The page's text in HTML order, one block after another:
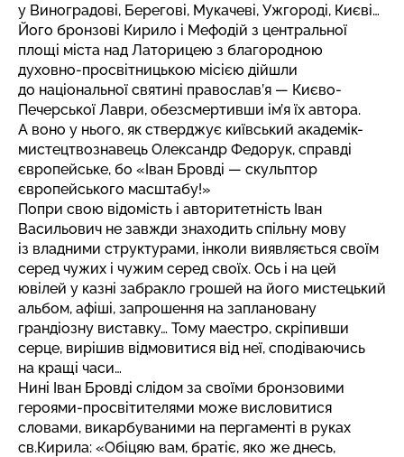
у Виноградові, Берегові, Мукачеві, Ужгороді, Києві…
Його бронзові Кирило і Мефодій з центральної
площі міста над Латорицею з благородною
духовно-просвітницькою місією дійшли
до національної святині православ’я — Києво-
Печерської Лаври, обезсмертивши ім’я їх автора.
А воно у нього, як стверджує київський академік-
мистецтвознавець Олександр Федорук, справді
європейське, бо «Іван Бровді — скульптор
європейського масштабу!»
Попри свою відомість і авторитетність Іван
Васильович не завжди знаходить спільну мову
із владними структурами, інколи виявляється своїм
серед чужих і чужим серед своїх. Ось і на цей
ювілей у казні забракло грошей на його мистецький
альбом, афіші, запрошення на заплановану
грандіозну виставку… Тому маестро, скріпивши
серце, вирішив відмовитися від неї, сподіваючись
на кращі часи…
Нині Іван Бровді слідом за своїми бронзовими
героями-просвітителями може висловитися
словами, викарбуваними на пергаменті в руках
св.Кирила: «Обіцяю вам, братіє, яко же днесь,